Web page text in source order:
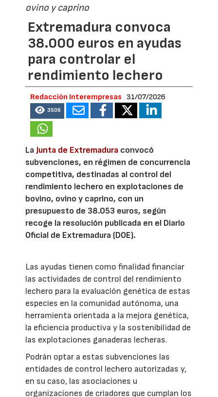
ovino y caprino
Extremadura convoca
38.000 euros en ayudas
para controlar el
rendimiento lechero
Redacción Interempresas 31/07/2026
3506
LaJunta de Extremadura convocó
subvenciones, en régimen de concurrencia
competitiva, destinadas al control del
rendimiento lechero en explotaciones de
bovino, ovino y caprino, con un
presupuesto de 38.053 euros, según
recoge la resolución publicada en el Diario
Oficial de Extremadura (DOE).
Las ayudas tienen como finalidad financiar
las actividades de control del rendimiento
lechero para la evaluación genética de estas
especies en la comunidad autónoma, una
herramienta orientada a la mejora genética,
la eficiencia productiva y la sostenibilidad de
las explotaciones ganaderas lecheras.
Podrán optar a estas subvenciones las
entidades de control lechero autorizadas y,
en su caso, las asociaciones u
organizaciones de criadores que cumplan los